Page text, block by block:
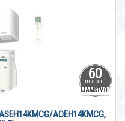
60
mjeseci
JAMSTVO
AOEH14KMCG,